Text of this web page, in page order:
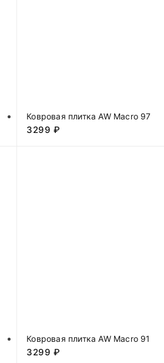
Ковровая плитка AW Macro 97
3299 ₽
Ковровая плитка AW Macro 91
3299 ₽